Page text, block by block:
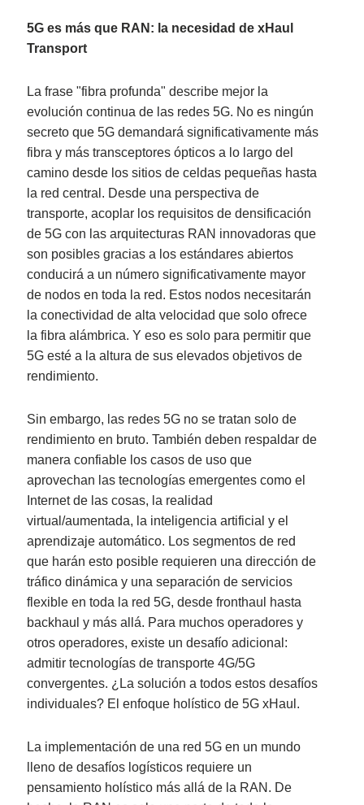
5G es más que RAN: la necesidad de xHaul
Transport
La frase "fibra profunda" describe mejor la
evolución continua de las redes 5G. No es ningún
secreto que 5G demandará significativamente más
fibra y más transceptores ópticos a lo largo del
camino desde los sitios de celdas pequeñas hasta
la red central. Desde una perspectiva de
transporte, acoplar los requisitos de densificación
de 5G con las arquitecturas RAN innovadoras que
son posibles gracias a los estándares abiertos
conducirá a un número significativamente mayor
de nodos en toda la red. Estos nodos necesitarán
la conectividad de alta velocidad que solo ofrece
la fibra alámbrica. Y eso es solo para permitir que
5G esté a la altura de sus elevados objetivos de
rendimiento.
Sin embargo, las redes 5G no se tratan solo de
rendimiento en bruto. También deben respaldar de
manera confiable los casos de uso que
aprovechan las tecnologías emergentes como el
Internet de las cosas, la realidad
virtual/aumentada, la inteligencia artificial y el
aprendizaje automático. Los segmentos de red
que harán esto posible requieren una dirección de
tráfico dinámica y una separación de servicios
flexible en toda la red 5G, desde fronthaul hasta
backhaul y más allá. Para muchos operadores y
otros operadores, existe un desafío adicional:
admitir tecnologías de transporte 4G/5G
convergentes. ¿La solución a todos estos desafíos
individuales? El enfoque holístico de 5G xHaul.
La implementación de una red 5G en un mundo
lleno de desafíos logísticos requiere un
pensamiento holístico más allá de la RAN. De